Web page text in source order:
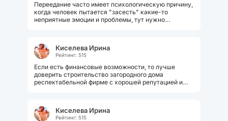
Переедание часто имеет психологическую причину,
когда человек пытается "засесть" какие-то
неприятные эмоции и проблемы, тут нужно
Киселева Ирина
Рейтинг: 515
Если есть финансовые возможности, то лучше
доверить строительство загородного дома
респектабельной фирме с хорошей репутацией и
Киселева Ирина
Рейтинг: 515